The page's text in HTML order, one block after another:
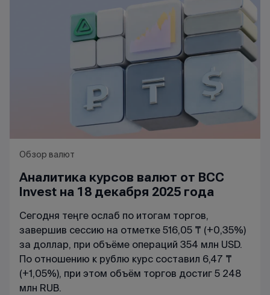
Обзор валют
Аналитика курсов валют от BCC
Invest на 18 декабря 2025 года
Сегодня теңге ослаб по итогам торгов,
завершив сессию на отметке 516,05 ₸ (+0,35%)
за доллар, при объёме операций 354 млн USD.
По отношению к рублю курс составил 6,47 ₸
(+1,05%), при этом объём торгов достиг 5 248
млн RUB.